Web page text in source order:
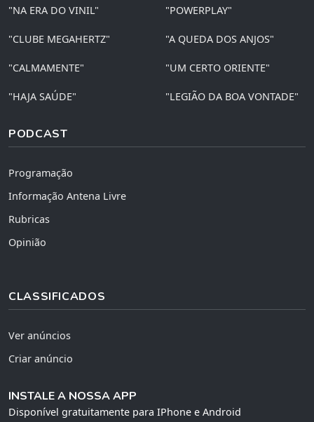
"NA ERA DO VINIL" "POWERPLAY"
"CLUBE MEGAHERTZ" "A QUEDA DOS ANJOS"
"CALMAMENTE" "UM CERTO ORIENTE"
"HAJA SAÚDE" "LEGIÃO DA BOA VONTADE"
PODCAST
Programação
Informação Antena Livre
Rubricas
Opinião
CLASSIFICADOS
Ver anúncios
Criar anúncio
INSTALE A NOSSA APP
Disponível gratuitamente para IPhone e Android